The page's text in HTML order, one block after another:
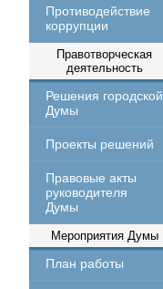
Противодействие
коррупции
Правотворческая
деятельность
Решения городской
Думы
Проекты решений
Правовые акты
руководителя
Думы
Мероприятия Думы
План работы